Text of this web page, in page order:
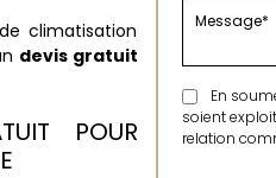
climatisation
devis gratuit
POUR
En
soient
relation